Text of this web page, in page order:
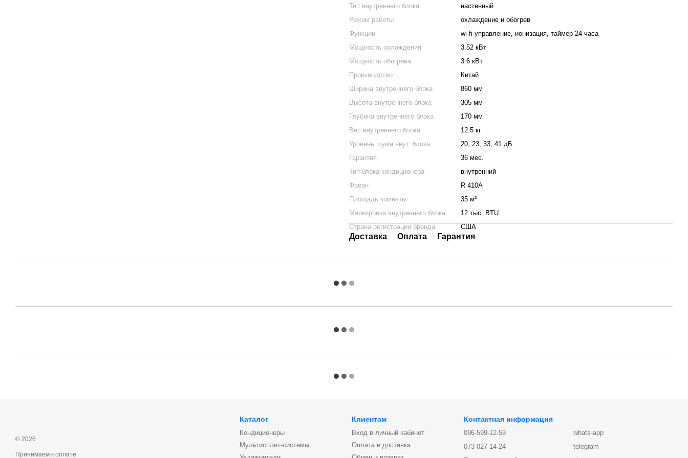
Тип внутреннего блока
настенный
Режим работы
охлаждение и обогрев
Функции
wi-fi управление, ионизация, таймер 24 часа
Мощность охлаждения
3.52 кВт
Мощность обогрева
3.6 кВт
Производство
Китай
Ширина внутреннего блока
860 мм
Высота внутреннего блока
305 мм
Глубина внутреннего блока
170 мм
Вес внутреннего блока
12.5 кг
Уровень шума внут. блока
20, 23, 33, 41 дБ
Гарантия
36 мес.
Тип блока кондиционера
внутренний
Фреон
R 410A
Площадь комнаты
35 м²
Маркировка внутреннего блока
12 тыс. BTU
Страна регистрации бренда
США
Доставка Оплата Гарантия
© 2026
Принимаем к оплате
Каталог
Кондиционеры
Мультисплит-системы
Клиентам
Вход в личный кабинет
Оплата и доставка
Контактная информация
096-599-12-59
073-027-14-24
whats-app
telegram